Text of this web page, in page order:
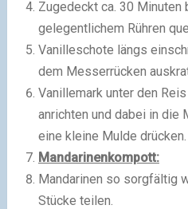
Zugedeckt ca. 30
gelegentlichem Rühren
Vanilleschote längs
dem Messerrücken
Vanillemark unter den
anrichten und dabei in
eine kleine Mulde drücken.
Mandarinenkompott:
Mandarinen so sorgfältig
Stücke teilen.